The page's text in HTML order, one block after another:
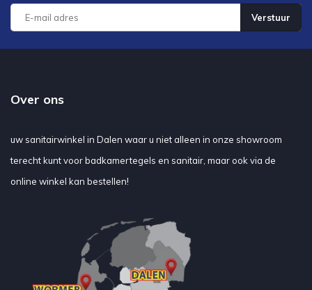
Verstuur
Over ons
uw sanitairwinkel in Dalen waar u niet alleen in onze showroom
terecht kunt voor badkamertegels en sanitair, maar ook via de
online winkel kan bestellen!